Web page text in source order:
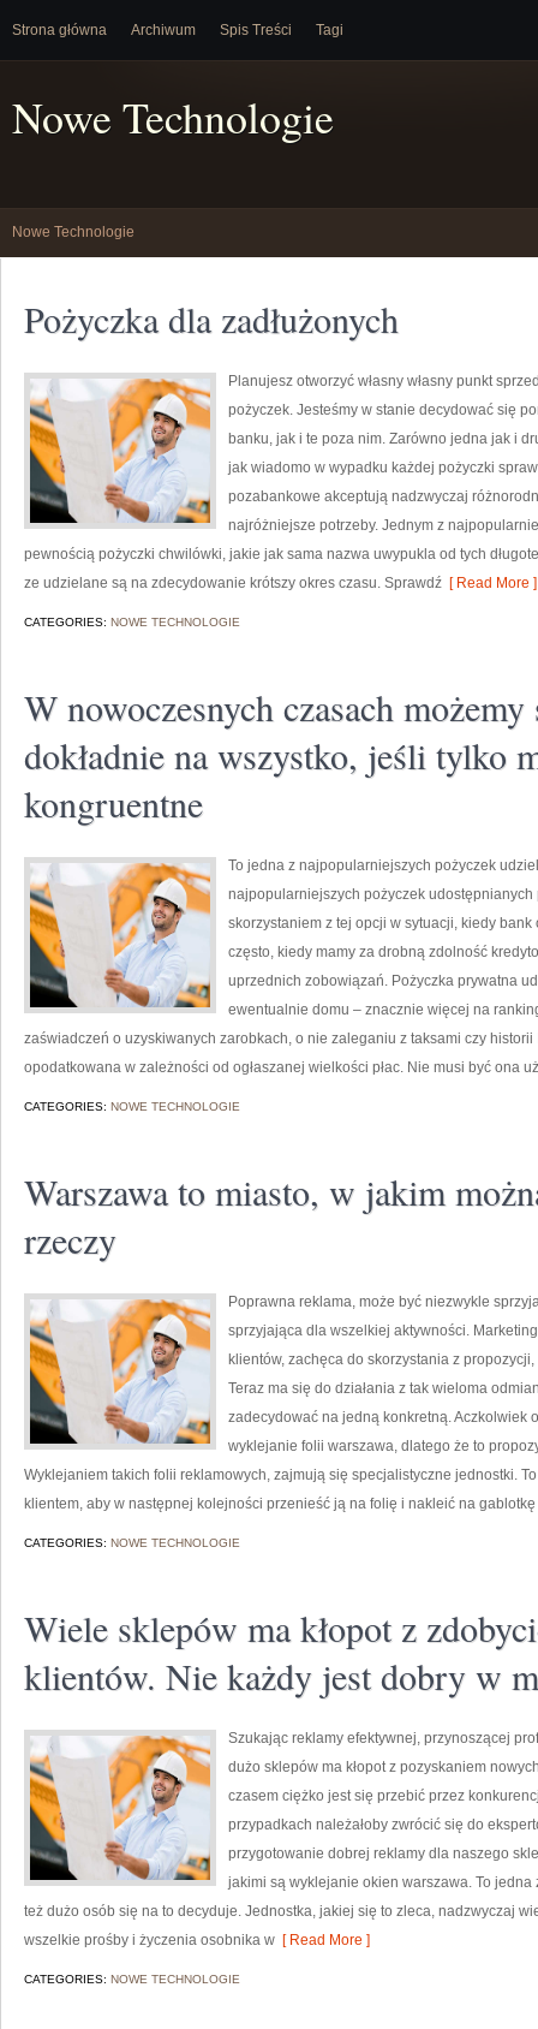
Strona główna Archiwum Spis Treści Tagi
Nowe Technologie
Nowe Technologie
Pożyczka dla zadłużonych
Planujesz otworzyć własny własny punkt
pożyczek. Jesteśmy w stanie decydować się
banku, jak i te poza nim. Zarówno jedna jak i
jak wiadomo w wypadku każdej pożyczki
pozabankowe akceptują nadzwyczaj
najróżniejsze potrzeby. Jednym z
pewnością pożyczki chwilówki, jakie jak sama nazwa uwypukla od tych
ze udzielane są na zdecydowanie krótszy okres czasu. Sprawdź [ Read More ]
CATEGORIES: NOWE TECHNOLOGIE
W nowoczesnych czasach
dokładnie na wszystko, jeśli tylko
kongruentne
To jedna z najpopularniejszych pożyczek
najpopularniejszych pożyczek
skorzystaniem z tej opcji w sytuacji, kiedy
często, kiedy mamy za drobną zdolność
uprzednich zobowiązań. Pożyczka prywatna
ewentualnie domu – znacznie więcej na
zaświadczeń o uzyskiwanych zarobkach, o nie zaleganiu z taksami czy historii
opodatkowana w zależności od ogłaszanej wielkości płac. Nie musi być ona
CATEGORIES: NOWE TECHNOLOGIE
Warszawa to miasto, w jakim
rzeczy
Poprawna reklama, może być niezwykle
sprzyjająca dla wszelkiej aktywności.
klientów, zachęca do skorzystania z
Teraz ma się do działania z tak wieloma
zadecydować na jedną konkretną. Aczkolwiek
wyklejanie folii warszawa, dlatego że to
Wyklejaniem takich folii reklamowych, zajmują się specjalistyczne jednostki.
klientem, aby w następnej kolejności przenieść ją na folię i nakleić na
CATEGORIES: NOWE TECHNOLOGIE
Wiele sklepów ma kłopot z
klientów. Nie każdy jest dobry w
Szukając reklamy efektywnej, przynoszącej
dużo sklepów ma kłopot z pozyskaniem
czasem ciężko jest się przebić przez
przypadkach należałoby zwrócić się do
przygotowanie dobrej reklamy dla naszego
jakimi są wyklejanie okien warszawa. To
też dużo osób się na to decyduje. Jednostka, jakiej się to zleca, nadzwyczaj
wszelkie prośby i życzenia osobnika w [ Read More ]
CATEGORIES: NOWE TECHNOLOGIE